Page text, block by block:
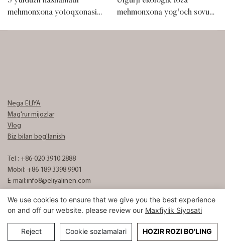
mehmonxona yotoqxonasi
mehmonxona yog'och sovunli
Nega ELIYA
Mag'rur mijozlar
Vlog
Biz bilan bog'lanish
Tel : +86-020 3910 2888
Mobil: +86 189 3398 9901
E-mail:info8@eliyalinen.com
ICP备15074832号
We use cookies to ensure that we give you the best experience
on and off our website. please review our Maxfiylik Siyosati
Reject Cookie sozlamalari HOZIR ROZI BO'LING